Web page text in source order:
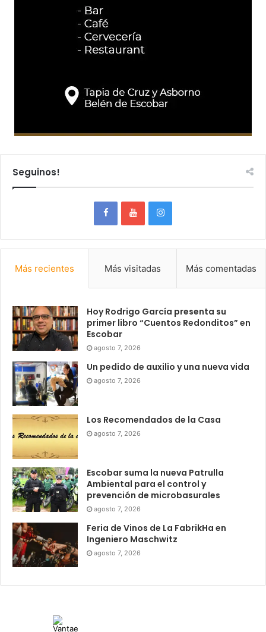
Seguinos!
Más recientes Más visitadas Más comentadas
Hoy Rodrigo García presenta su
primer libro “Cuentos Redonditos” en
Escobar
agosto 7, 2026
Un pedido de auxilio y una nueva vida
agosto 7, 2026
Los Recomendados de la Casa
agosto 7, 2026
Escobar suma la nueva Patrulla
Ambiental para el control y
prevención de microbasurales
agosto 7, 2026
Feria de Vinos de La FabrikHa en
Ingeniero Maschwitz
agosto 7, 2026